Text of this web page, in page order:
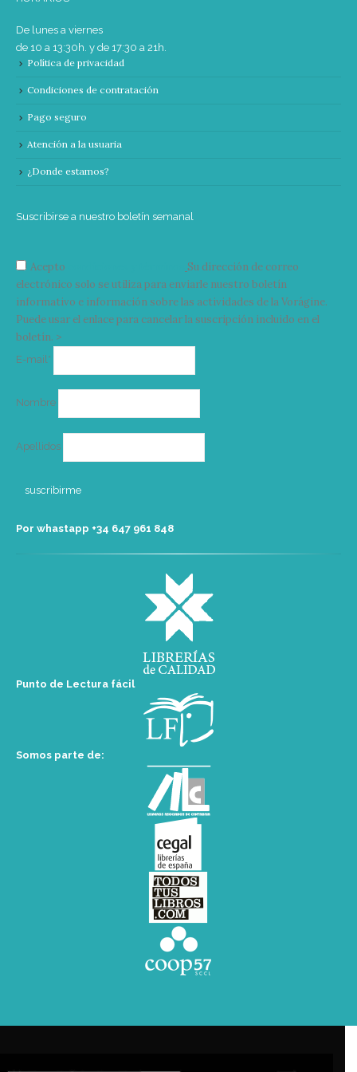
De lunes a viernes
de 10 a 13:30h. y de 17:30 a 21h.
Política de privacidad
Condiciones de contratación
Pago seguro
Atención a la usuaria
¿Donde estamos?
Suscribirse a nuestro boletín semanal
Acepto
Su dirección de correo
electrónico solo se utiliza para enviarle nuestro boletín
informativo e información sobre las actividades de la Vorágine.
Puede usar el enlace para cancelar la suscripción incluido en el
boletín. >
E-mail*
Nombre
Apellidos
Por whastapp +34 ‭647 961 848‬
Punto de Lectura fácil
Somos parte de: